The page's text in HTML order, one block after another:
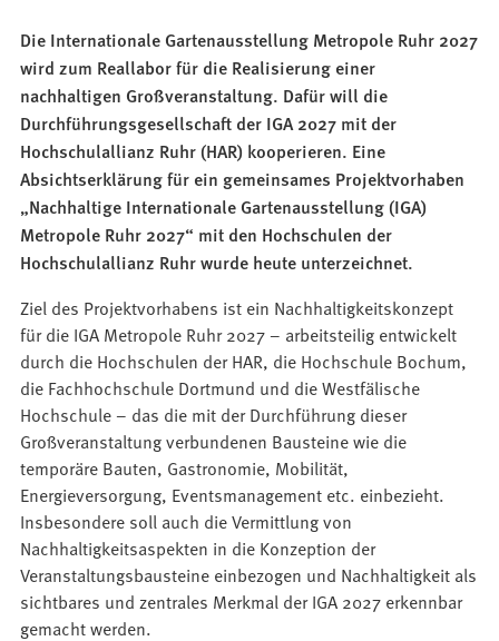
Die Internationale Gartenausstellung Metropole Ruhr 2027
wird zum Reallabor für die Realisierung einer
nachhaltigen Großveranstaltung. Dafür will die
Durchführungsgesellschaft der IGA 2027 mit der
Hochschulallianz Ruhr (HAR) kooperieren. Eine
Absichtserklärung für ein gemeinsames Projektvorhaben
„Nachhaltige Internationale Gartenausstellung (IGA)
Metropole Ruhr 2027“ mit den Hochschulen der
Hochschulallianz Ruhr wurde heute unterzeichnet.
Ziel des Projektvorhabens ist ein Nachhaltigkeitskonzept
für die IGA Metropole Ruhr 2027 – arbeitsteilig entwickelt
durch die Hochschulen der HAR, die Hochschule Bochum,
die Fachhochschule Dortmund und die Westfälische
Hochschule – das die mit der Durchführung dieser
Großveranstaltung verbundenen Bausteine wie die
temporäre Bauten, Gastronomie, Mobilität,
Energieversorgung, Eventsmanagement etc. einbezieht.
Insbesondere soll auch die Vermittlung von
Nachhaltigkeitsaspekten in die Konzeption der
Veranstaltungsbausteine einbezogen und Nachhaltigkeit als
sichtbares und zentrales Merkmal der IGA 2027 erkennbar
gemacht werden.